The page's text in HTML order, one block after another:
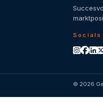
Socials
© 2026